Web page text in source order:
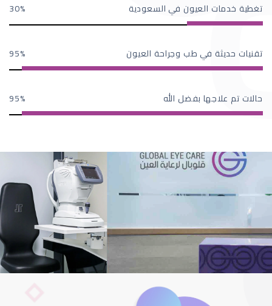
تغطية خدمات العيون في السعودية 30
تقنيات حديثة في طب وجراحة العيون 95
حالات تم علاجها بفضل الله 95